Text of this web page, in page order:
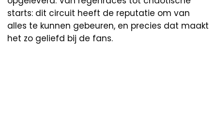
starts: dit circuit heeft de reputatie om van
alles te kunnen gebeuren, en precies dat maakt
het zo geliefd bij de fans.